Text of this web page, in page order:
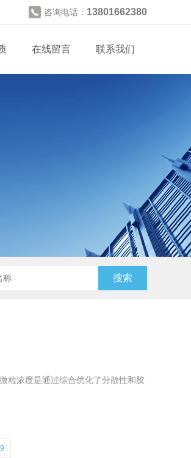
咨询电话： 13801662380
在线留言 联系我们
粒浓度是通过综合优化了分散性和胶